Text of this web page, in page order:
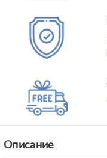
Описание